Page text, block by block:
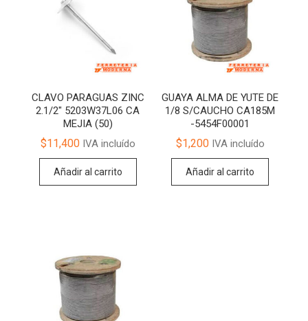
CLAVO PARAGUAS ZINC
2.1/2″ 5203W37L06 CA
MEJIA (50)
$11,400IVA incluído
Añadir al carrito
GUAYA ALMA DE YUTE DE
1/8 S/CAUCHO CA185M
-5454F00001
$1,200IVA incluído
Añadir al carrito